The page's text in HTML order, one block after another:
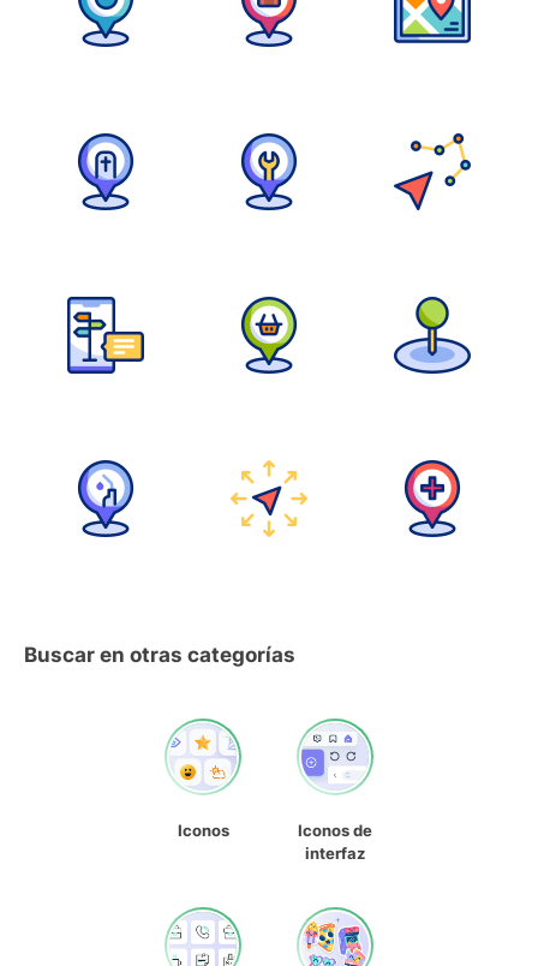
Buscar en otras categorías
Iconos
Iconos de
interfaz